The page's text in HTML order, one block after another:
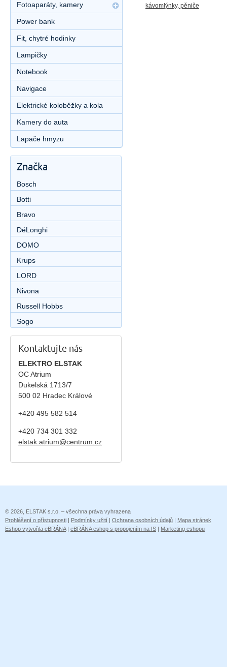
kávomlýnky, pěniče
Fotoaparáty, kamery
Power bank
Fit, chytré hodinky
Lampičky
Notebook
Navigace
Elektrické koloběžky a kola
Kamery do auta
Lapače hmyzu
Značka
Bosch
Botti
Bravo
DéLonghi
DOMO
Krups
LORD
Nivona
Russell Hobbs
Sogo
Kontaktujte nás
ELEKTRO ELSTAK
OC Atrium
Dukelská 1713/7
500 02 Hradec Králové
+420 495 582 514
+420 734 301 332
elstak.atrium@centrum.cz
© 2026, ELSTAK s.r.o. – všechna práva vyhrazena
Prohlášení o přístupnosti | Podmínky užití | Ochrana osobních údajů | Mapa stránek
Eshop vytvořila eBRÁNA| eBRÁNA eshop s propojením na IS | Marketing eshopu